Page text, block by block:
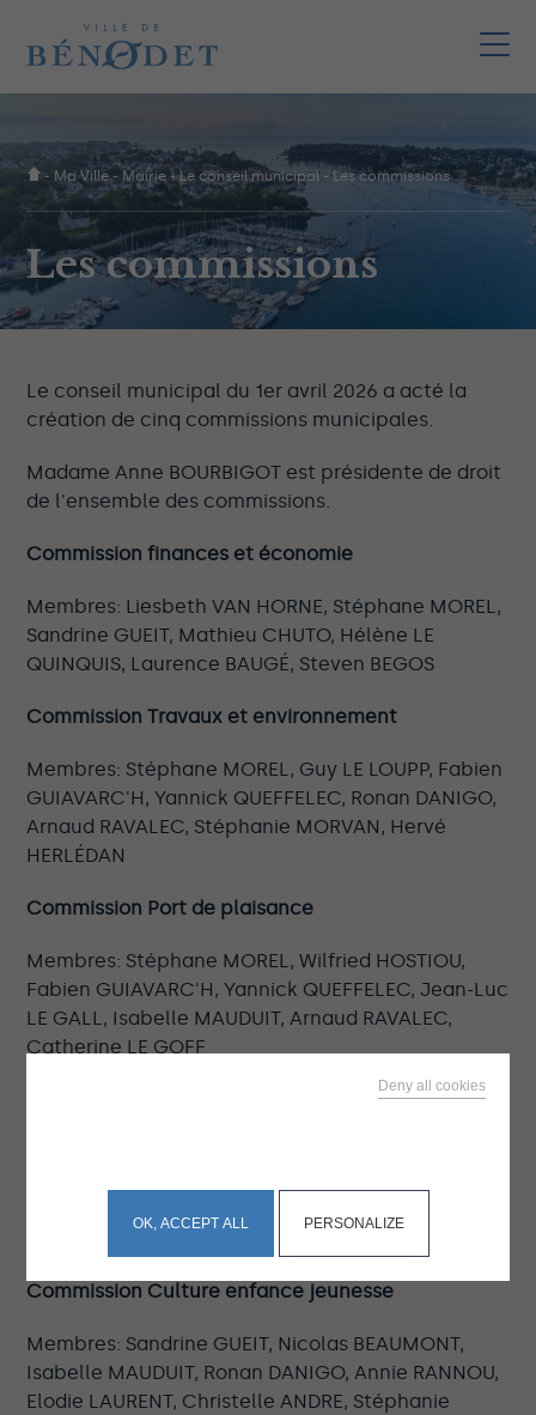
- Ma Ville- Mairie -Le conseil municipal - Les commissions
Les commissions
Le conseil municipal du 1er avril 2026 a acté la
création de cinq commissions municipales.
Madame Anne BOURBIGOT est présidente de droit
de l'ensemble des commissions.
Commission finances et économie
Membres: Liesbeth VAN HORNE, Stéphane MOREL,
Sandrine GUEIT, Mathieu CHUTO, Hélène LE
QUINQUIS, Laurence BAUGÉ, Steven BEGOS
Commission Travaux et environnement
Membres: Stéphane MOREL, Guy LE LOUPP, Fabien
GUIAVARC'H, Yannick QUEFFELEC, Ronan DANIGO,
Arnaud RAVALEC, Stéphanie MORVAN, Hervé
HERLÉDAN
Commission Port de plaisance
Membres: Stéphane MOREL, Wilfried HOSTIOU,
Fabien GUIAVARC'H, Yannick QUEFFELEC, Jean-Luc
LE GALL, Isabelle MAUDUIT, Arnaud RAVALEC,
Catherine LE GOFF
Commission Vie associative et sportive
Commission Culture enfance jeunesse
Membres: Sandrine GUEIT, Nicolas BEAUMONT,
Isabelle MAUDUIT, Ronan DANIGO, Annie RANNOU,
Elodie LAURENT, Christelle ANDRE, Stéphanie
OK, ACCEPT ALL
Deny all cookies
PERSONALIZE